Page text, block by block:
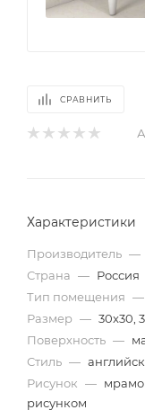
СРАВНИТЬ
Характеристики
Производитель —
Страна — Россия
Тип помещения —
Размер — 30x30,
Поверхность —
Стиль —
Рисунок —
рисунком